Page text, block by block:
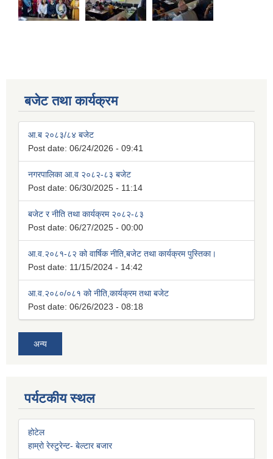
बजेट तथा कार्यक्रम
आ.ब २०८३/८४ बजेट
Post date: 06/24/2026 - 09:41
नगरपालिका आ.व २०८२-८३ बजेट
Post date: 06/30/2025 - 11:14
बजेट र नीति तथा कार्यक्रम २०८२-८३
Post date: 06/27/2025 - 00:00
आ.व.२०८१-८२ को वार्षिक नीति,बजेट तथा कार्यक्रम पुस्तिका।
Post date: 11/15/2024 - 14:42
आ.व.२०८०/०८१ को नीति,कार्यक्रम तथा बजेट
Post date: 06/26/2023 - 08:18
अन्य
पर्यटकीय स्थल
होटेल
हाम्रो रेस्टुरेन्ट- बेल्टार बजार